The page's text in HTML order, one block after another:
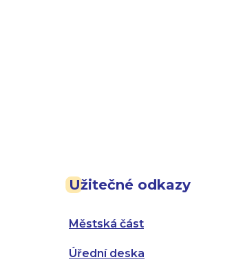
Užitečné odkazy
Městská část
Úřední deska